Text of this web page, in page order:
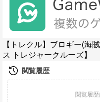
【トレクル】ブロギー(海
ス トレジャークルーズ】